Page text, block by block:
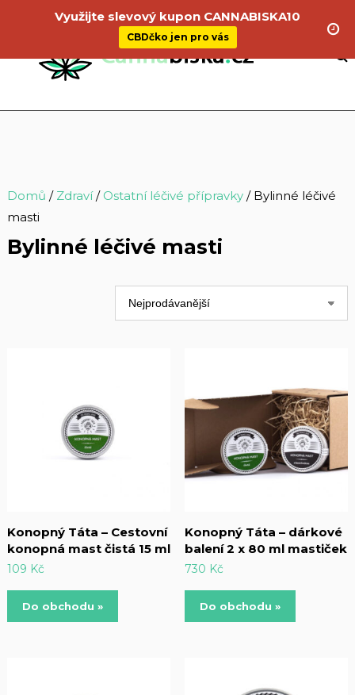
Domů / Zdraví/ Ostatní léčivé přípravky/ Bylinné léčivé
masti
Bylinné léčivé masti
Konopný Táta – Cestovní
konopná mast čistá 15 ml
109 Kč
Do obchodu »
Konopný Táta – dárkové
balení 2 x 80 ml mastiček
730 Kč
Do obchodu »
Využijte slevový kupon CANNABISKA10
CBDčko jen pro vás